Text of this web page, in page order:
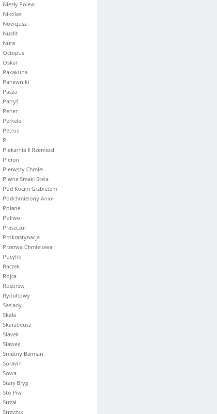
Niezły Polew
Nikolas
Novicjusz
Nusfit
Nuta
Octopus
Oskar
Pakakuna
Panewniki
Pasza
Patryś
Pener
Perkele
Petrus
Pi
Piekarnia II Rzemiosł
Pieron
Pierwszy Chmiel
Piwne Smaki Stela
Pod Kocim Grzbietem
Podchmielony Anioł
Polane
Poliwo
Praszczur
Prokrastynacja
Przerwa Chmielowa
Pucyfik
Raczek
Rojca
Rosbrew
Rydułtowy
Sąsiady
Skała
Skarabeusz
Slavek
Sławek
Smutny Barman
Soravin
Sowa
Stary Bryg
Sto Piw
Strzał
Strzyżyk